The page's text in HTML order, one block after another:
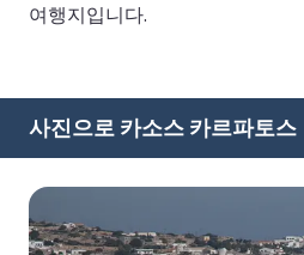
여행지입니다.
사진으로 카소스 카르파토스